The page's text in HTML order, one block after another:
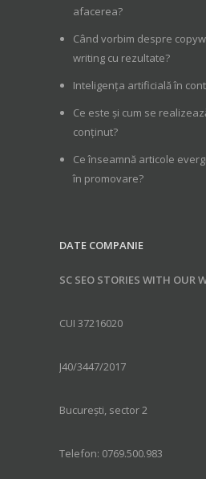
afacerea?
Când vorbim despre
writing cu rezultate?
Inteligența artificială în
Ce este și cum se
conținut?
Ce înseamnă articole
în promovare?
DATE COMPANIE
SC SEO STORIES WITH OUR
CUI 37216020
J40/3447/2017
București, sector 2
Telefon: 0769.500.983